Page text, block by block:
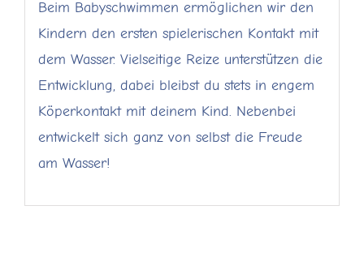
Beim Babyschwimmen ermöglichen wir den
Kindern den ersten spielerischen Kontakt mit
dem Wasser. Vielseitige Reize unterstützen die
Entwicklung, dabei bleibst du stets in engem
Köperkontakt mit deinem Kind. Nebenbei
entwickelt sich ganz von selbst die Freude
am Wasser!